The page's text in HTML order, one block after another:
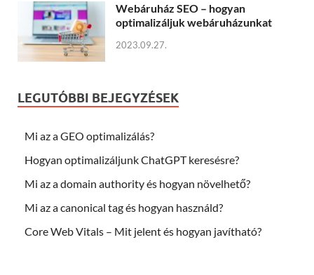
Webáruház SEO – hogyan
optimalizáljuk webáruházunkat
2023.09.27.
LEGUTÓBBI BEJEGYZÉSEK
Mi az a GEO optimalizálás?
Hogyan optimalizáljunk ChatGPT keresésre?
Mi az a domain authority és hogyan növelhető?
Mi az a canonical tag és hogyan használd?
Core Web Vitals – Mit jelent és hogyan javítható?